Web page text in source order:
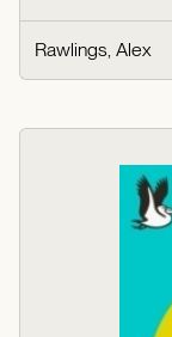
Rawlings, Alex